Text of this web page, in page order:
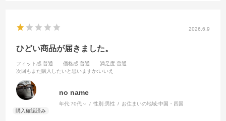
2026.6.9
ひどい商品が届きました。
フィット感:普通 価格感:普通 満足度:普通
次回もまた購入したいと思いますか:いいえ
no name
年代:70代～ 性別:男性 お住まいの地域:中国・四国